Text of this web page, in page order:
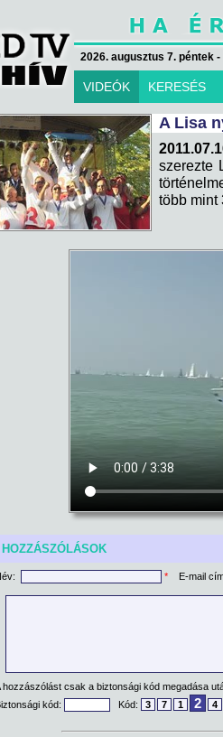
2026. augusztus 7. péntek
VIDEÓK KERESÉS
A Lisa
szerezte
több mint
HOZZÁSZÓLÁSOK
* E-mail
hozzászólást csak a biztonsági kód megadása
kód:
Kód: 3 7 1 2 4